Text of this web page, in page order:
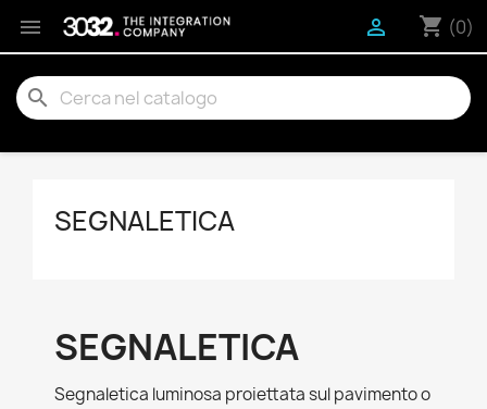
 shopping_cart (0)

search
SEGNALETICA
SEGNALETICA
Segnaletica luminosa proiettata sul pavimento o